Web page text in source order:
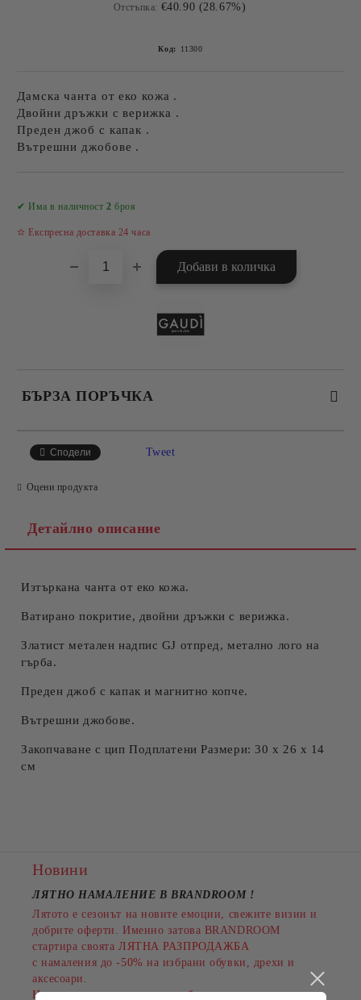
Отстъпка: €40.90 (28.67%)
Код: 11300
Дамска чанта от еко кожа .
Двойни дръжки с верижка .
Преден джоб с капак .
Вътрешни джобове .
✔ Има в наличност2 броя
✫ Експресна доставка 24 часа
БЪРЗА ПОРЪЧКА
Съгласен съм с Политиката за лични данни
Ние ще се свържем с вас в рамките на работния ден.
Сподели Tweet
Оцени продукта
Детайлно описание
Изтъркана чанта от еко кожа.
Ватирано покритие, двойни дръжки с верижка.
Златист метален надпис GJ отпред, метално лого на
гърба.
Преден джоб с капак и магнитно копче.
Вътрешни джобове.
Закопчаване с цип Подплатени Размери: 30 х 26 х 14
см
Новини
ЛЯТНО НАМАЛЕНИЕ В BRANDROOM !
Лятото е сезонът на новите емоции, свежите визии и
добрите оферти. Именно затова BRANDROOM
стартира своята ЛЯТНА РАЗПРОДАЖБА
с намаления до -50% на избрани обувки, дрехи и
аксесоари.
Намаленията важат за разнообразни артикули и